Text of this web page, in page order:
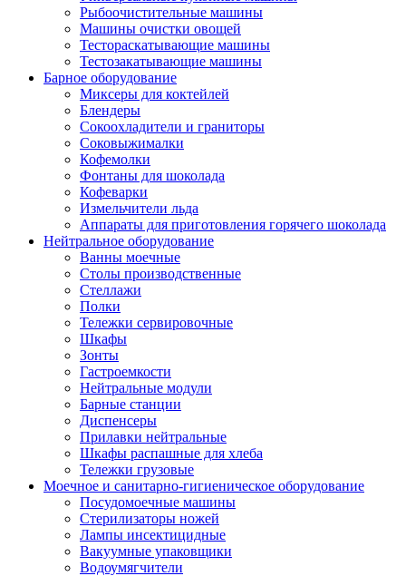
Рыбоочистительные машины
Машины очистки овощей
Тестораскатывающие машины
Тестозакатывающие машины
Барное оборудование
Миксеры для коктейлей
Блендеры
Сокоохладители и граниторы
Соковыжималки
Кофемолки
Фонтаны для шоколада
Кофеварки
Измельчители льда
Аппараты для приготовления горячего шоколада
Нейтральное оборудование
Ванны моечные
Столы производственные
Стеллажи
Полки
Тележки сервировочные
Шкафы
Зонты
Гастроемкости
Нейтральные модули
Барные станции
Диспенсеры
Прилавки нейтральные
Шкафы распашные для хлеба
Тележки грузовые
Моечное и санитарно-гигиеническое оборудование
Посудомоечные машины
Стерилизаторы ножей
Лампы инсектицидные
Вакуумные упаковщики
Водоумягчители